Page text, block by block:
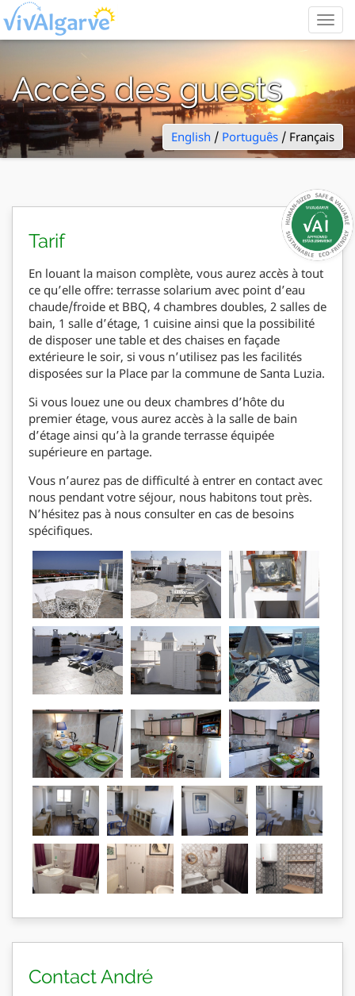
Accès des guests
English / Português / Français
Tarif
En louant la maison complète, vous aurez accès à tout
ce qu’elle offre: terrasse solarium avec point d’eau
chaude/froide et BBQ, 4 chambres doubles, 2 salles de
bain, 1 salle d’étage, 1 cuisine ainsi que la possibilité
de disposer une table et des chaises en façade
extérieure le soir, si vous n’utilisez pas les facilités
disposées sur la Place par la commune de Santa Luzia.
Si vous louez une ou deux chambres d’hôte du
premier étage, vous aurez accès à la salle de bain
d’étage ainsi qu’à la grande terrasse équipée
supérieure en partage.
Vous n’aurez pas de difficulté à entrer en contact avec
nous pendant votre séjour, nous habitons tout près.
N’hésitez pas à nous consulter en cas de besoins
spécifiques.
Contact André